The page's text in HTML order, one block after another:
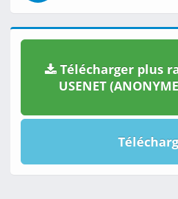
Télécharger plus
USENET